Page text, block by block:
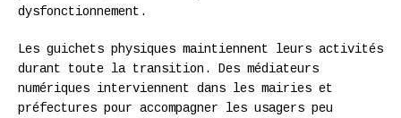
dysfonctionnement.
Les guichets physiques maintiennent leurs activités
durant toute la transition. Des médiateurs
numériques interviennent dans les mairies et
préfectures pour accompagner les usagers peu